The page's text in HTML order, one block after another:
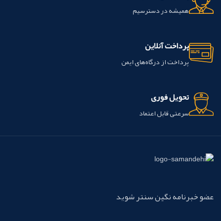
همیشه در دسترسیم
پرداخت آنلاین
پرداخت از درگاه‌های ایمن
تحویل فوری
سرعتی قابل اعتماد
عضو خبرنامه نگین سنتر شوید